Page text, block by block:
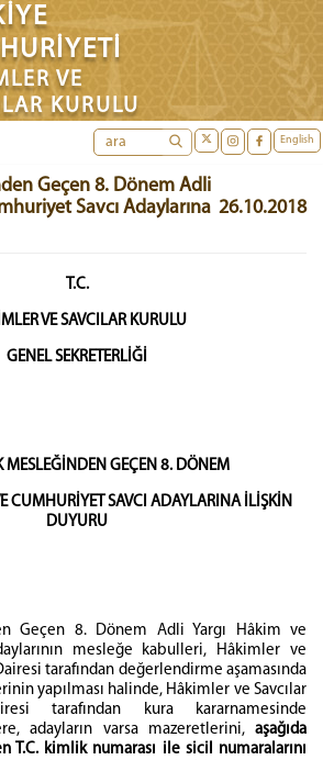
VE
KURULU
English
Geçen 8. Dönem Adli
Savcı Adaylarına 26.10.2018
T.C.
VE SAVCILAR KURULU
GENEL SEKRETERLİĞİ
MESLEĞİNDEN GEÇEN 8. DÖNEM
CUMHURİYET SAVCI ADAYLARINA İLİŞKİN
DUYURU
Geçen 8. Dönem Adli Yargı Hâkim ve
mesleğe kabulleri, Hâkimler ve
tarafından değerlendirme aşamasında
yapılması halinde, Hâkimler ve Savcılar
tarafından kura kararnamesinde
adayların varsa mazeretlerini, aşağıda
T.C. kimlik numarası ile sicil numaralarını